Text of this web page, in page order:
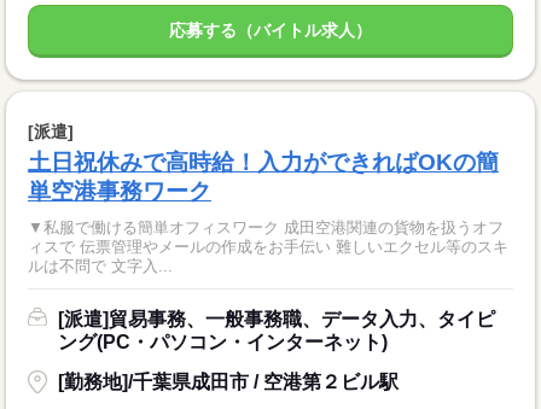
応募する（バイトル求人）
[派遣]
土日祝休みで高時給！入力ができればOKの簡
単空港事務ワーク
▼私服で働ける簡単オフィスワーク 成田空港関連の貨物を扱うオフ
ィスで 伝票管理やメールの作成をお手伝い 難しいエクセル等のスキ
ルは不問で 文字入...
[派遣]貿易事務、一般事務職、データ入力、タイピ
ング(PC・パソコン・インターネット)
[勤務地]/千葉県成田市 / 空港第２ビル駅